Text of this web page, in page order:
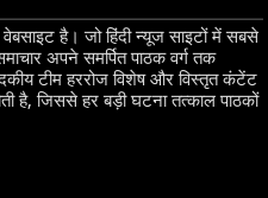
है। जो हिंदी न्यूज साइटों में सबसे
अपने समर्पित पाठक वर्ग तक
टीम हररोज विशेष और विस्तृत कंटेंट
है, जिससे हर बड़ी घटना तत्काल पाठकों